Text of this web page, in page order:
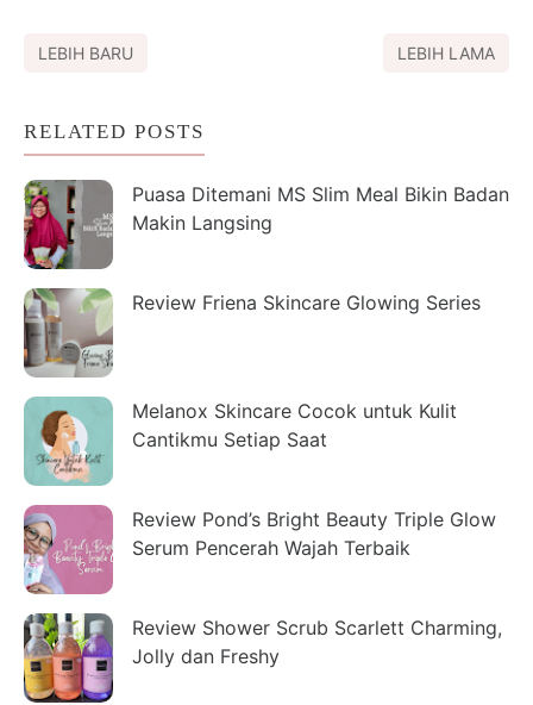
LEBIH BARU LEBIH LAMA
RELATED POSTS
Puasa Ditemani MS Slim Meal Bikin Badan
Makin Langsing
Review Friena Skincare Glowing Series
Melanox Skincare Cocok untuk Kulit
Cantikmu Setiap Saat
Review Pond’s Bright Beauty Triple Glow
Serum Pencerah Wajah Terbaik
Review Shower Scrub Scarlett Charming,
Jolly dan Freshy